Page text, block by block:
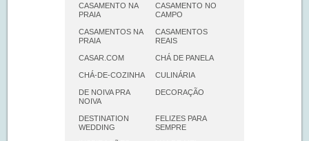
CASAMENTO NA
PRAIA
CASAMENTO NO
CAMPO
CASAMENTOS NA
PRAIA
CASAMENTOS
REAIS
CASAR.COM CHÁ DE PANELA
CHÁ-DE-COZINHA CULINÁRIA
DE NOIVA PRA
NOIVA
DECORAÇÃO
DESTINATION
WEDDING
FELIZES PARA
SEMPRE